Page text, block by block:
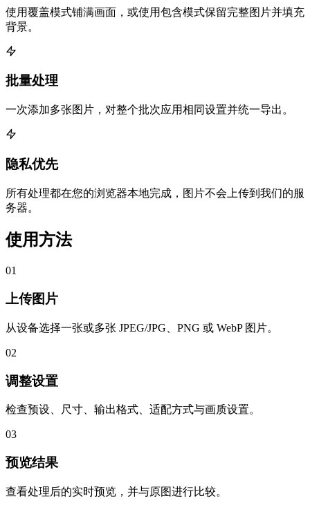
使用覆盖模式铺满画面，或使用包含模式保留完整图片并填充
背景。
批量处理
一次添加多张图片，对整个批次应用相同设置并统一导出。
隐私优先
所有处理都在您的浏览器本地完成，图片不会上传到我们的服
务器。
使用方法
01
上传图片
从设备选择一张或多张 JPEG/JPG、PNG 或 WebP 图片。
02
调整设置
检查预设、尺寸、输出格式、适配方式与画质设置。
03
预览结果
查看处理后的实时预览，并与原图进行比较。